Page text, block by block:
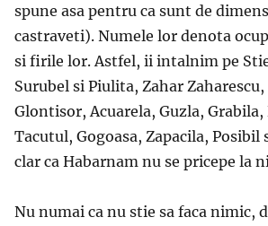
spune asa pentru ca sunt de
castraveti). Numele lor denota
si firile lor. Astfel, ii intalnim pe
Surubel si Piulita, Zahar
Glontisor, Acuarela, Guzla, Grabila,
Tacutul, Gogoasa, Zapacila, Posibil
clar ca Habarnam nu se pricepe la
Nu numai ca nu stie sa faca nimic,